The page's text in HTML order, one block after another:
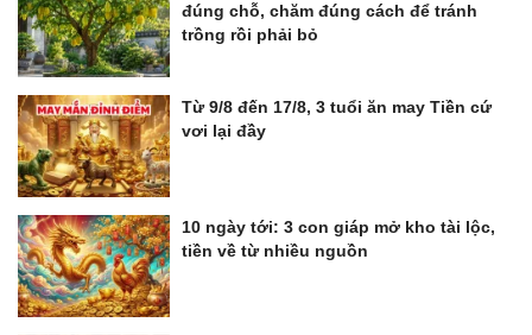
đúng chỗ, chăm đúng cách để tránh
trồng rồi phải bỏ
Từ 9/8 đến 17/8, 3 tuổi ăn may Tiền cứ
vơi lại đầy
10 ngày tới: 3 con giáp mở kho tài lộc,
tiền về từ nhiều nguồn